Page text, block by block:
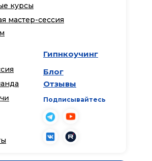
Подписывайтесь
курсы
мастер-сессия
Блог
Отзывы
Гипнкоучинг